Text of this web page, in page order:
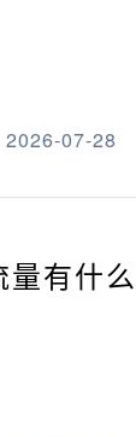
2026-07-28
有什